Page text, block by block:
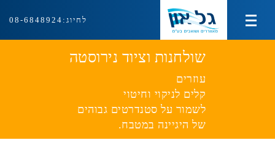
מוצרי צינון ועירפול
מוצרי איוורור ושאיבה
ציוד למטבח המוסדי
08-6848924 לחיוג:
שולחנות וציוד נירוסטה
עוזרים
קלים לניקוי וחיטוי
לשמור על סטנדרטים גבוהים
של היגיינה במטבח.